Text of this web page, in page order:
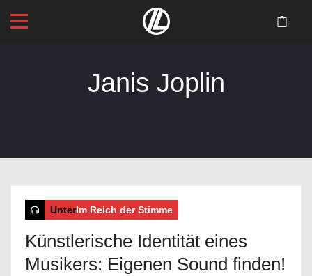
Janis Joplin
UnterIm Reich der Stimme
Künstlerische Identität eines
Musikers: Eigenen Sound finden!